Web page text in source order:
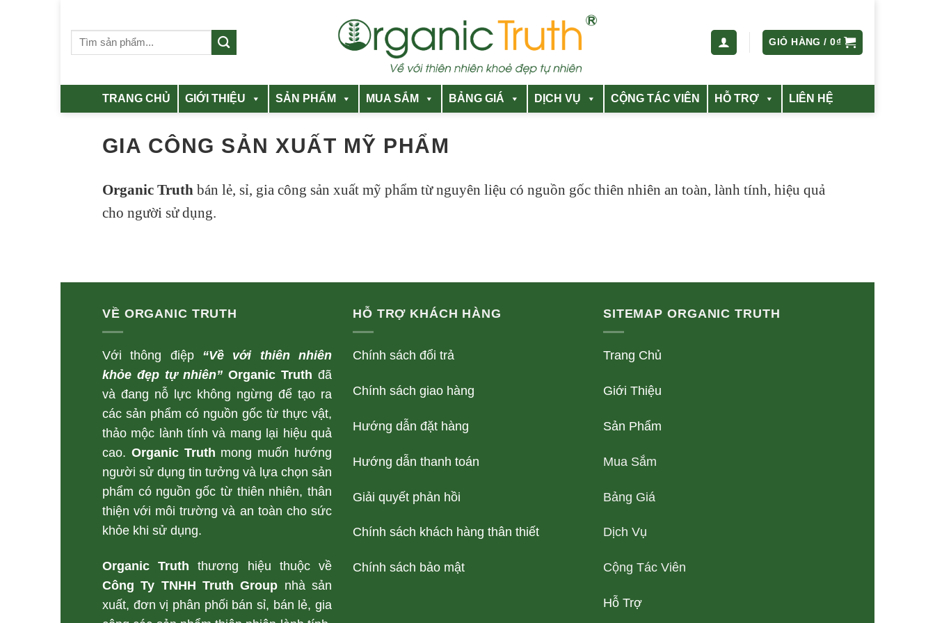
content
Tìm
GIỎ HÀNG /0₫
TRANG CHỦ GIỚI THIỆU SẢN PHẨM MUA SẮM BẢNG GIÁ DỊCH VỤ CỘNG TÁC VIÊN HỖ TRỢ LIÊN HỆ
GIA CÔNG SẢN XUẤT MỸ PHẨM
Organic Truth bán lẻ, sỉ, gia công sản xuất mỹ phẩm từ nguyên liệu có nguồn gốc thiên nhiên an toàn, lành tính, hiệu quả
cho người sử dụng.
VỀ ORGANIC TRUTH
Với thông điệp “Về với thiên nhiên
khỏe đẹp tự nhiên” Organic Truth đã
và đang nỗ lực không ngừng để tạo ra
các sản phẩm có nguồn gốc từ thực vật,
thảo mộc lành tính và mang lại hiệu quả
cao. Organic Truth mong muốn hướng
người sử dụng tin tưởng và lựa chọn sản
phẩm có nguồn gốc từ thiên nhiên, thân
thiện với môi trường và an toàn cho sức
khỏe khi sử dụng.
Organic Truth thương hiệu thuộc về
Công Ty TNHH Truth Group nhà sản
xuất, đơn vị phân phối bán sỉ, bán lẻ, gia
HỖ TRỢ KHÁCH HÀNG
Chính sách đổi trả
Chính sách giao hàng
Hướng dẫn đặt hàng
Hướng dẫn thanh toán
Giải quyết phản hồi
Chính sách khách hàng thân thiết
Chính sách bảo mật
SITEMAP ORGANIC TRUTH
Trang Chủ
Giới Thiệu
Sản Phẩm
Mua Sắm
Bảng Giá
Dịch Vụ
Cộng Tác Viên
Hỗ Trợ